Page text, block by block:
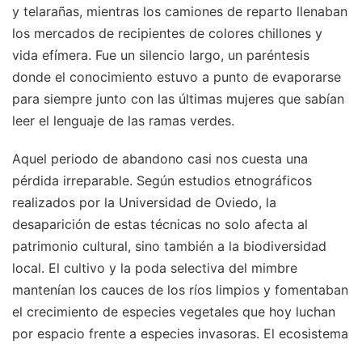
y telarañas, mientras los camiones de reparto llenaban
los mercados de recipientes de colores chillones y
vida efímera. Fue un silencio largo, un paréntesis
donde el conocimiento estuvo a punto de evaporarse
para siempre junto con las últimas mujeres que sabían
leer el lenguaje de las ramas verdes.
Aquel periodo de abandono casi nos cuesta una
pérdida irreparable. Según estudios etnográficos
realizados por la Universidad de Oviedo, la
desaparición de estas técnicas no solo afecta al
patrimonio cultural, sino también a la biodiversidad
local. El cultivo y la poda selectiva del mimbre
mantenían los cauces de los ríos limpios y fomentaban
el crecimiento de especies vegetales que hoy luchan
por espacio frente a especies invasoras. El ecosistema